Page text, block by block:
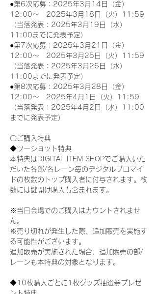
●第6次応募：2025年3月14日（金）
12:00～　2025年3月18日（火）11:59
（当落発表：2025年3月19日（水）
11:00までに発表予定）
●第7次応募：2025年3月21日（金）
12:00～　2025年3月25日（火）11:59
（当落発表：2025年3月26日（水）
11:00までに発表予定）
●第8次応募：2025年3月28日（金）
12:00～　2025年4月1日（火）11:59
（当落発表：2025年4月2日（水）11:00
までに発表予定）
〇ご購入特典
◆ツーショット特典
本特典はDIGITAL ITEM SHOPでご購入いた
だいた各部/各レーン毎のデジタルブロマイ
ドの枚数のトップ購入者に付与されます。枚
数には鍵開け購入も含まれます。
※当日会場でのご購入はカウントされませ
ん。
※売り切れが発生した際、追加販売を実施す
る可能性がございます。
追加販売が実施された場合、追加販売の部/
レーンも本特典の対象となります。
◆10枚購入ごとに1枚グッズ抽選券プレゼ